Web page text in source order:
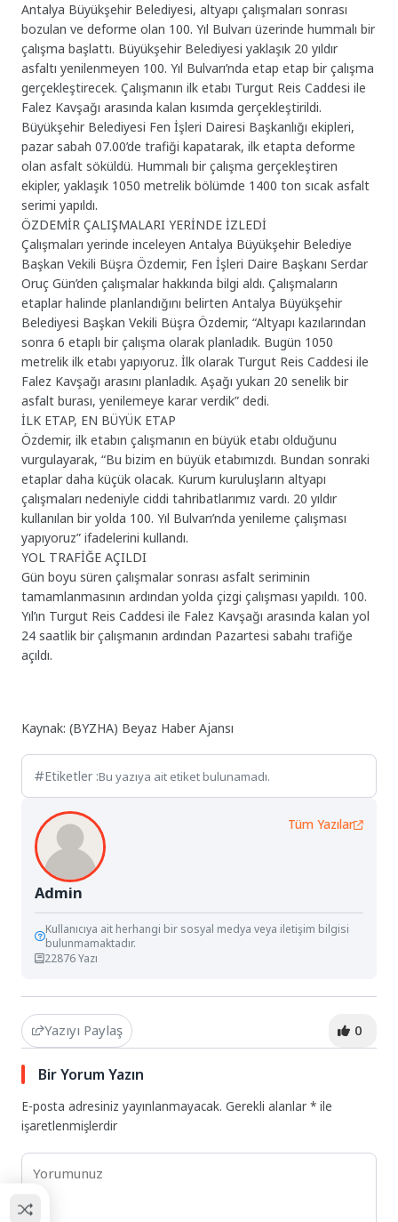
Antalya Büyükşehir Belediyesi, altyapı çalışmaları sonrası
bozulan ve deforme olan 100. Yıl Bulvarı üzerinde hummalı bir
çalışma başlattı. Büyükşehir Belediyesi yaklaşık 20 yıldır
asfaltı yenilenmeyen 100. Yıl Bulvarı’nda etap etap bir çalışma
gerçekleştirecek. Çalışmanın ilk etabı Turgut Reis Caddesi ile
Falez Kavşağı arasında kalan kısımda gerçekleştirildi.
Büyükşehir Belediyesi Fen İşleri Dairesi Başkanlığı ekipleri,
pazar sabah 07.00’de trafiği kapatarak, ilk etapta deforme
olan asfalt söküldü. Hummalı bir çalışma gerçekleştiren
ekipler, yaklaşık 1050 metrelik bölümde 1400 ton sıcak asfalt
serimi yapıldı.
ÖZDEMİR ÇALIŞMALARI YERİNDE İZLEDİ
Çalışmaları yerinde inceleyen Antalya Büyükşehir Belediye
Başkan Vekili Büşra Özdemir, Fen İşleri Daire Başkanı Serdar
Oruç Gün’den çalışmalar hakkında bilgi aldı. Çalışmaların
etaplar halinde planlandığını belirten Antalya Büyükşehir
Belediyesi Başkan Vekili Büşra Özdemir, “Altyapı kazılarından
sonra 6 etaplı bir çalışma olarak planladık. Bugün 1050
metrelik ilk etabı yapıyoruz. İlk olarak Turgut Reis Caddesi ile
Falez Kavşağı arasını planladık. Aşağı yukarı 20 senelik bir
asfalt burası, yenilemeye karar verdik” dedi.
İLK ETAP, EN BÜYÜK ETAP
Özdemir, ilk etabın çalışmanın en büyük etabı olduğunu
vurgulayarak, “Bu bizim en büyük etabımızdı. Bundan sonraki
etaplar daha küçük olacak. Kurum kuruluşların altyapı
çalışmaları nedeniyle ciddi tahribatlarımız vardı. 20 yıldır
kullanılan bir yolda 100. Yıl Bulvarı’nda yenileme çalışması
yapıyoruz” ifadelerini kullandı.
YOL TRAFİĞE AÇILDI
Gün boyu süren çalışmalar sonrası asfalt seriminin
tamamlanmasının ardından yolda çizgi çalışması yapıldı. 100.
Yıl’ın Turgut Reis Caddesi ile Falez Kavşağı arasında kalan yol
24 saatlik bir çalışmanın ardından Pazartesi sabahı trafiğe
açıldı.
Kaynak: (BYZHA) Beyaz Haber Ajansı
Etiketler :Bu yazıya ait etiket bulunamadı.
Admin
Tüm Yazılar
Kullanıcıya ait herhangi bir sosyal medya veya iletişim bilgisi
bulunmamaktadır.
22876 Yazı
Yazıyı Paylaş 0
Bir Yorum Yazın
E-posta adresiniz yayınlanmayacak. Gerekli alanlar* ile
işaretlenmişlerdir